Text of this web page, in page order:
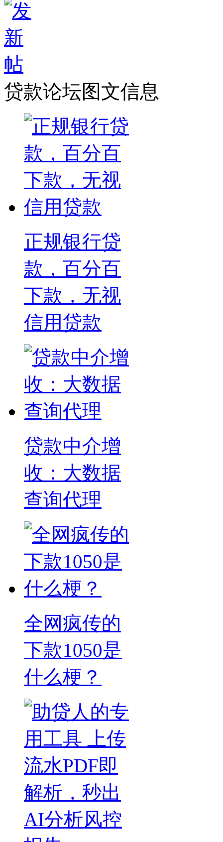
贷款论坛图文信息
正规银行贷
款，百分百
下款，无视
信用贷款
贷款中介增
收：大数据
查询代理
全网疯传的
下款1050是
什么梗？